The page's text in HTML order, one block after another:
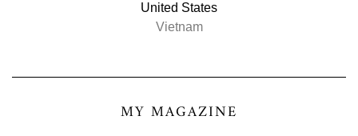
United States
Vietnam
MY MAGAZINE